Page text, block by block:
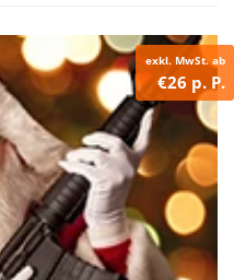
exkl. MwSt. ab
€26 p. P.